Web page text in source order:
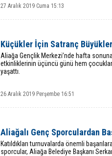
27 Aralık 2019 Cuma 15:13
Küçükler İçin Satranç
Aliağa Gençlik Merkezi’nde hafta
etkinliklerinin üçüncü günü hem
yaşattı.
26 Aralık 2019 Perşembe 16:51
Aliağalı Genç Sporculardan
Katıldıkları turnuvalarda önemli
sporcular, Aliağa Belediye Başkanı